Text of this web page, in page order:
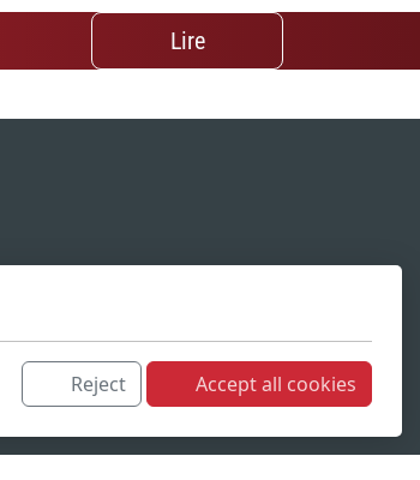
Lire
Reject Accept all cookies